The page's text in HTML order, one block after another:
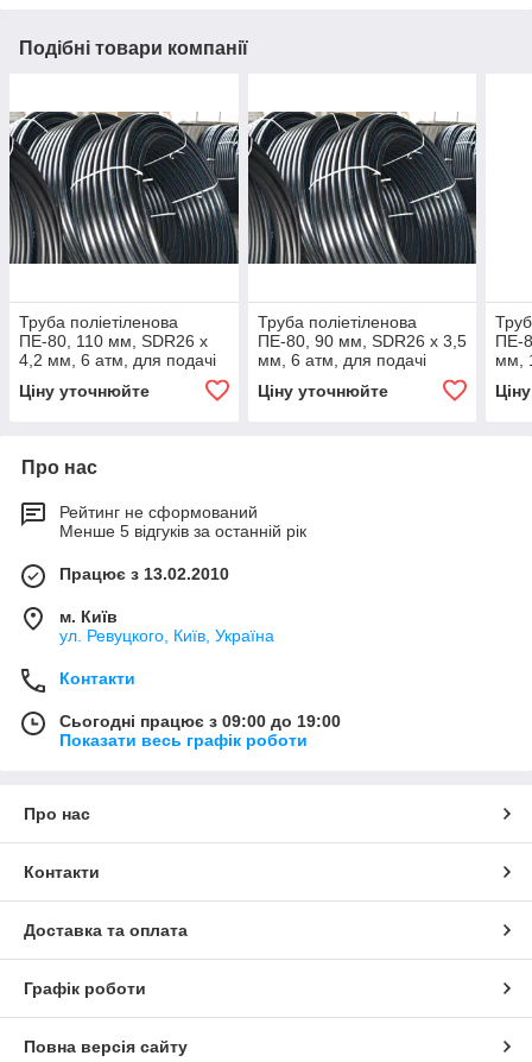
Подібні товари компанії
Труба поліетіленова
ПЕ-80, 110 мм, SDR26 х
4,2 мм, 6 атм, для подачі
Ціну уточнюйте
Труба поліетіленова
ПЕ-80, 90 мм, SDR26 х 3,5
мм, 6 атм, для подачі
Ціну уточнюйте
ПЕ-
мм,
Про нас
Рейтинг не сформований
Менше 5 відгуків за останній рік
Працює з 13.02.2010
м. Київ
ул. Ревуцкого, Київ, Україна
Контакти
Сьогодні працює з 09:00 до 19:00
Показати весь графік роботи
Про нас
Контакти
Доставка та оплата
Графік роботи
Повна версія сайту